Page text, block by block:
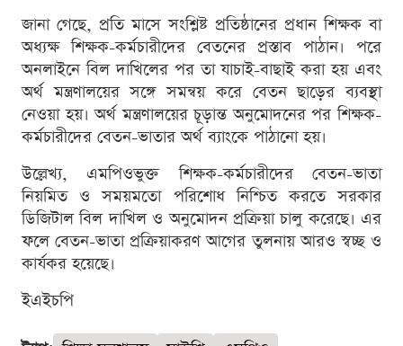
জানা গেছে, প্রতি মাসে সংশ্লিষ্ট প্রতিষ্ঠানের প্রধান শিক্ষক বা
অধ্যক্ষ শিক্ষক-কর্মচারীদের বেতনের প্রস্তাব পাঠান। পরে
অনলাইনে বিল দাখিলের পর তা যাচাই-বাছাই করা হয় এবং
অর্থ মন্ত্রণালয়ের সঙ্গে সমন্বয় করে বেতন ছাড়ের ব্যবস্থা
নেওয়া হয়। অর্থ মন্ত্রণালয়ের চূড়ান্ত অনুমোদনের পর শিক্ষক-
কর্মচারীদের বেতন-ভাতার অর্থ ব্যাংকে পাঠানো হয়।
উল্লেখ্য, এমপিওভুক্ত শিক্ষক-কর্মচারীদের বেতন-ভাতা
নিয়মিত ও সময়মতো পরিশোধ নিশ্চিত করতে সরকার
ডিজিটাল বিল দাখিল ও অনুমোদন প্রক্রিয়া চালু করেছে। এর
ফলে বেতন-ভাতা প্রক্রিয়াকরণ আগের তুলনায় আরও স্বচ্ছ ও
কার্যকর হয়েছে।
ইএইচপি